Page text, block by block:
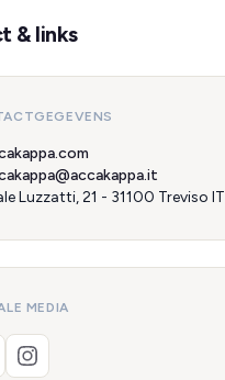
& links
Luzzatti, 21 - 31100 Treviso IT
MEDIA